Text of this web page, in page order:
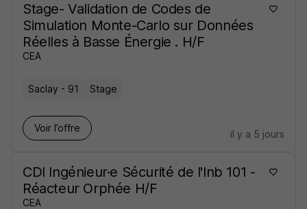
Stage- Validation de Codes de
Simulation Monte-Carlo sur Données
Réelles à Basse Énergie . H/F
CEA
Saclay - 91 Stage
Voir l’offre
il y a 5 jours
CDI Ingénieur·e Sécurité de l'Inb 101 -
Réacteur Orphée H/F
CEA